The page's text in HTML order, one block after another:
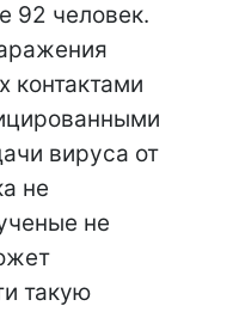
92 человек.
контактами
вируса от
не
не
такую